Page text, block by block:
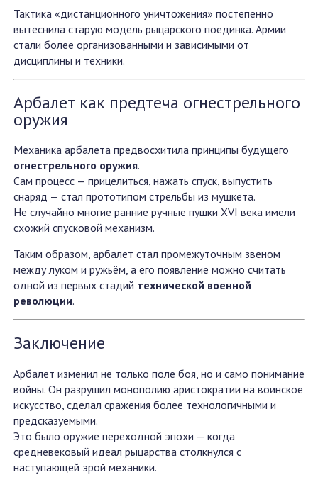
Тактика «дистанционного уничтожения» постепенно
вытеснила старую модель рыцарского поединка. Армии
стали более организованными и зависимыми от
дисциплины и техники.
Арбалет как предтеча огнестрельного
оружия
Механика арбалета предвосхитила принципы будущего
огнестрельного оружия.
Сам процесс — прицелиться, нажать спуск, выпустить
снаряд — стал прототипом стрельбы из мушкета.
Не случайно многие ранние ручные пушки XVI века имели
схожий спусковой механизм.
Таким образом, арбалет стал промежуточным звеном
между луком и ружьём, а его появление можно считать
одной из первых стадий технической военной
революции.
Заключение
Арбалет изменил не только поле боя, но и само понимание
войны. Он разрушил монополию аристократии на воинское
искусство, сделал сражения более технологичными и
предсказуемыми.
Это было оружие переходной эпохи — когда
средневековый идеал рыцарства столкнулся с
наступающей эрой механики.